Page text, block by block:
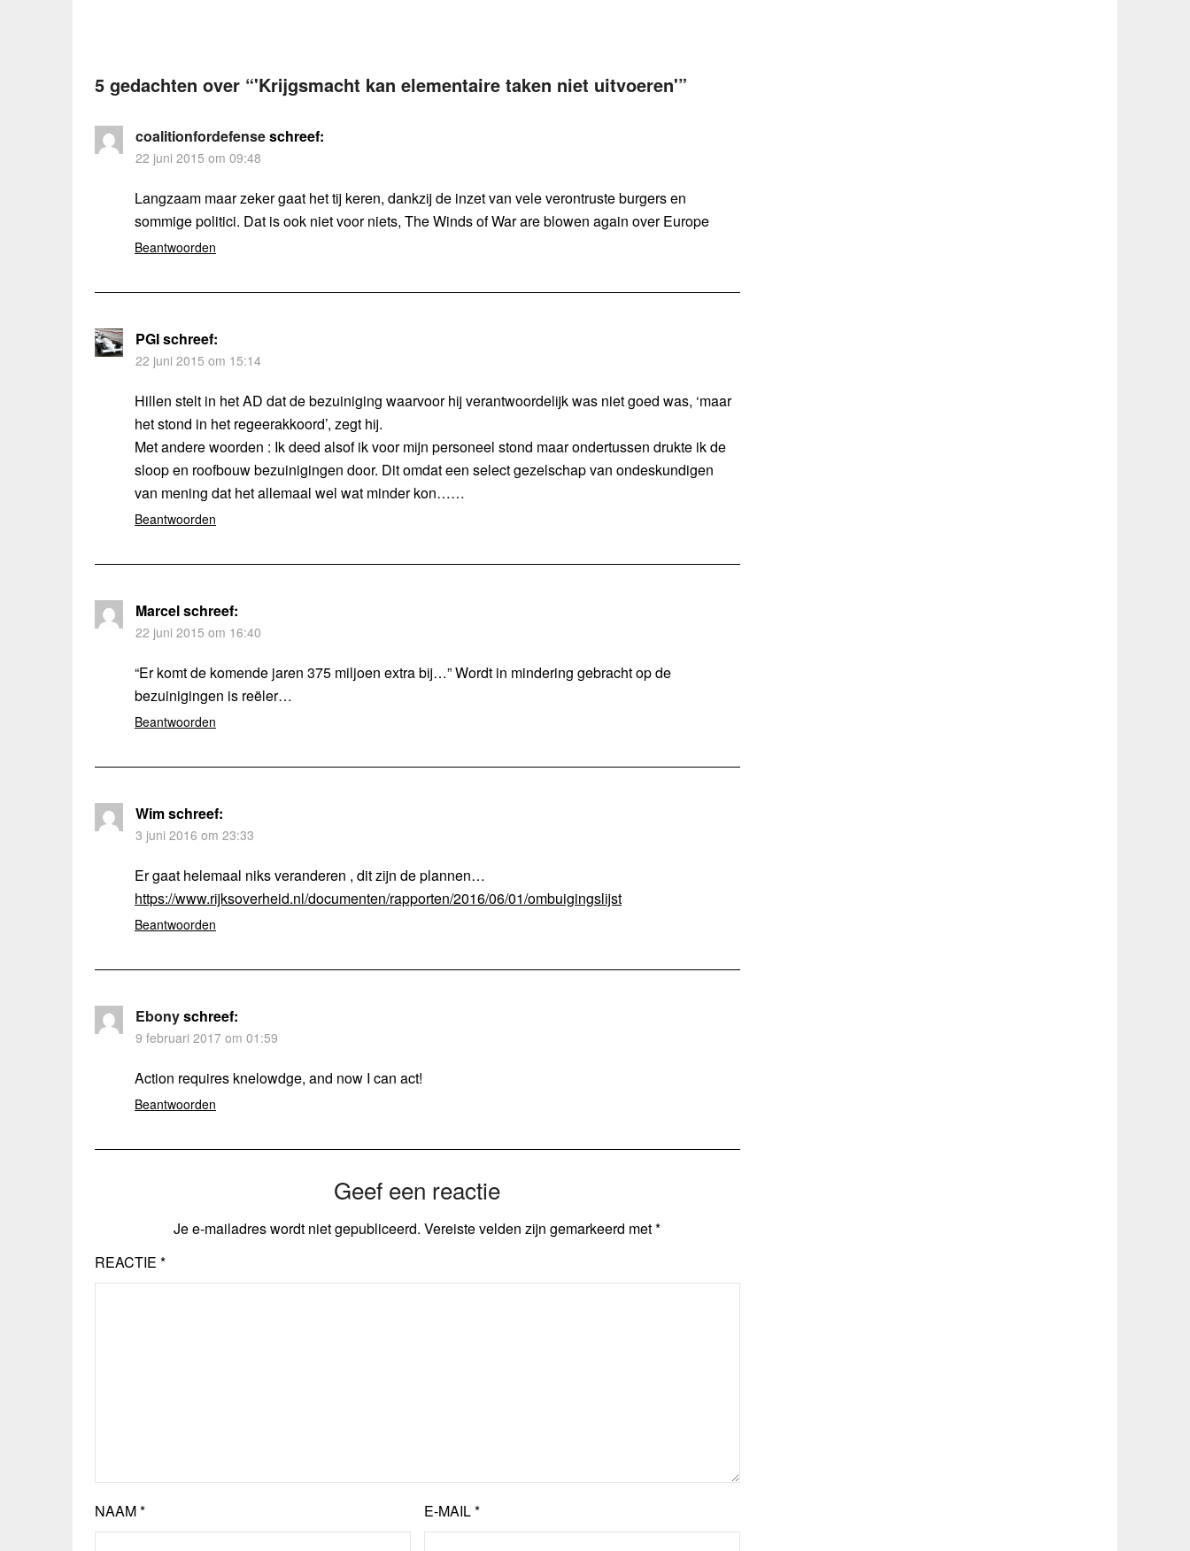
5 gedachten over “'Krijgsmacht kan elementaire taken niet uitvoeren'”
coalitionfordefenseschreef:
22 juni 2015 om 09:48
Langzaam maar zeker gaat het tij keren, dankzij de inzet van vele verontruste burgers en
sommige politici. Dat is ook niet voor niets, The Winds of War are blowen again over Europe
Beantwoorden
PGIschreef:
22 juni 2015 om 15:14
Hillen stelt in het AD dat de bezuiniging waarvoor hij verantwoordelijk was niet goed was, ‘maar
het stond in het regeerakkoord’, zegt hij.
Met andere woorden : Ik deed alsof ik voor mijn personeel stond maar ondertussen drukte ik de
sloop en roofbouw bezuinigingen door. Dit omdat een select gezelschap van ondeskundigen
van mening dat het allemaal wel wat minder kon……
Beantwoorden
Marcelschreef:
22 juni 2015 om 16:40
“Er komt de komende jaren 375 miljoen extra bij…” Wordt in mindering gebracht op de
bezuinigingen is reëler…
Beantwoorden
Wimschreef:
3 juni 2016 om 23:33
Er gaat helemaal niks veranderen , dit zijn de plannen…
https://www.rijksoverheid.nl/documenten/rapporten/2016/06/01/ombuigingslijst
Beantwoorden
Ebonyschreef:
9 februari 2017 om 01:59
Action requires knelowdge, and now I can act!
Beantwoorden
Geef een reactie
Je e-mailadres wordt niet gepubliceerd. Vereiste velden zijn gemarkeerd met*
REACTIE *
NAAM* E-MAIL*